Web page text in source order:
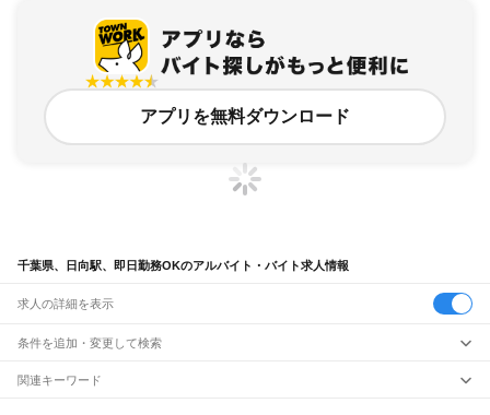
アプリを無料ダウンロード
千葉県、日向駅、即日勤務OKのアルバイト・バイト求人情報
求人の詳細を表示
条件を追加・変更して検索
市区町村を追加・変更
関連キーワード